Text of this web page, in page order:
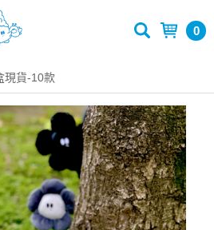
0
現貨-10款